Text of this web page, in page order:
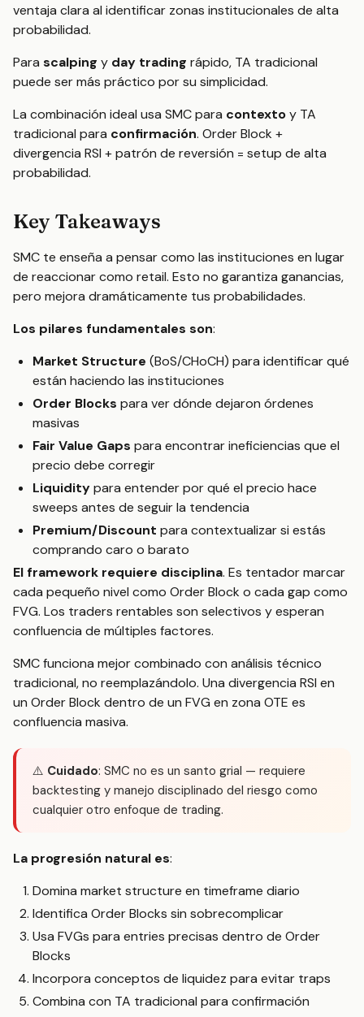
ventaja clara al identificar zonas institucionales de alta
probabilidad.
Para scalping y day trading rápido, TA tradicional
puede ser más práctico por su simplicidad.
La combinación ideal usa SMC para contextoy TA
tradicional para confirmación. Order Block +
divergencia RSI + patrón de reversión = setup de alta
probabilidad.
Key Takeaways
SMC te enseña a pensar como las instituciones en lugar
de reaccionar como retail. Esto no garantiza ganancias,
pero mejora dramáticamente tus probabilidades.
Los pilares fundamentales son:
Market Structure (BoS/CHoCH) para identificar qué
están haciendo las instituciones
Order Blocks para ver dónde dejaron órdenes
masivas
Fair Value Gaps para encontrar ineficiencias que el
precio debe corregir
Liquiditypara entender por qué el precio hace
sweeps antes de seguir la tendencia
Premium/Discount para contextualizar si estás
comprando caro o barato
El framework requiere disciplina. Es tentador marcar
cada pequeño nivel como Order Block o cada gap como
FVG. Los traders rentables son selectivos y esperan
confluencia de múltiples factores.
SMC funciona mejor combinado con análisis técnico
tradicional, no reemplazándolo. Una divergencia RSI en
un Order Block dentro de un FVG en zona OTE es
confluencia masiva.
⚠️ Cuidado: SMC no es un santo grial — requiere
backtesting y manejo disciplinado del riesgo como
cualquier otro enfoque de trading.
La progresión natural es:
Domina market structure en timeframe diario
Identifica Order Blocks sin sobrecomplicar
Usa FVGs para entries precisas dentro de Order
Blocks
Incorpora conceptos de liquidez para evitar traps
Combina con TA tradicional para confirmación